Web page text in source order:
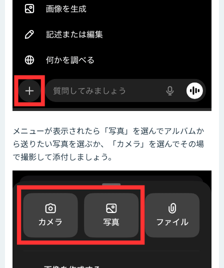
メニューが表示されたら「写真」を選んでアルバムか
ら送りたい写真を選ぶか、「カメラ」を選んでその場
で撮影して添付しましょう。